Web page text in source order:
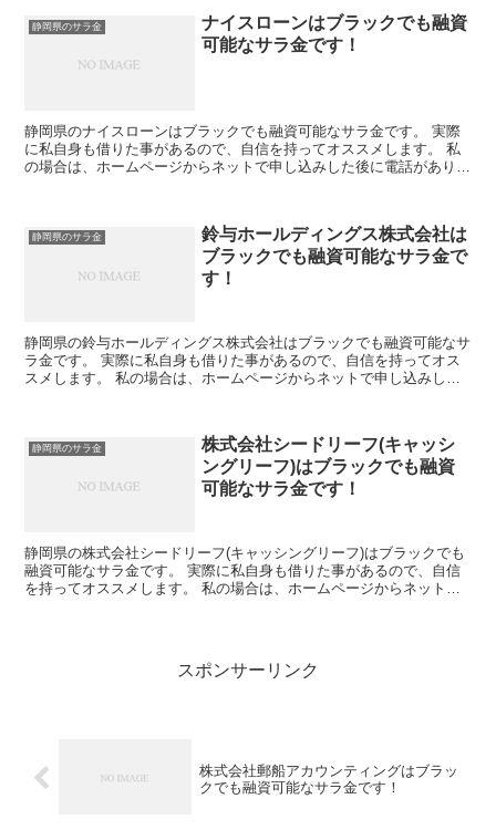
静岡県のサラ金
ナイスローンはブラックでも融資
可能なサラ金です！
静岡県のナイスローンはブラックでも融資可能なサラ金です。 実際
に私自身も借りた事があるので、自信を持ってオススメします。 私
の場合は、ホームページからネットで申し込みした後に電話があり、
静岡県のサラ金
鈴与ホールディングス株式会社は
ブラックでも融資可能なサラ金で
す！
静岡県の鈴与ホールディングス株式会社はブラックでも融資可能なサ
ラ金です。 実際に私自身も借りた事があるので、自信を持ってオス
スメします。 私の場合は、ホームページからネットで申し込みした
静岡県のサラ金
株式会社シードリーフ(キャッシ
ングリーフ)はブラックでも融資
可能なサラ金です！
静岡県の株式会社シードリーフ(キャッシングリーフ)はブラックでも
融資可能なサラ金です。 実際に私自身も借りた事があるので、自信
を持ってオススメします。 私の場合は、ホームページからネットで
スポンサーリンク
株式会社郵船アカウンティングはブラッ
クでも融資可能なサラ金です！